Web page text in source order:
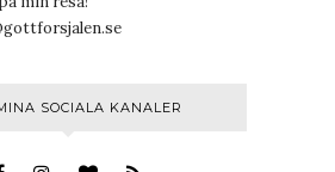
SOCIALA KANALER